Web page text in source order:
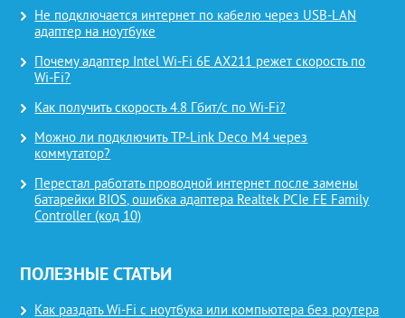
Не подключается интернет по кабелю через USB-LAN
адаптер на ноутбуке
Почему адаптер Intel Wi-Fi 6E AX211 режет скорость по
Wi-Fi?
Как получить скорость 4.8 Гбит/с по Wi-Fi?
Можно ли подключить TP-Link Deco M4 через
коммутатор?
Перестал работать проводной интернет после замены
батарейки BIOS, ошибка адаптера Realtek PCIe FE Family
Controller (код 10)
ПОЛЕЗНЫЕ СТАТЬИ
Как раздать Wi-Fi с ноутбука или компьютера без роутера